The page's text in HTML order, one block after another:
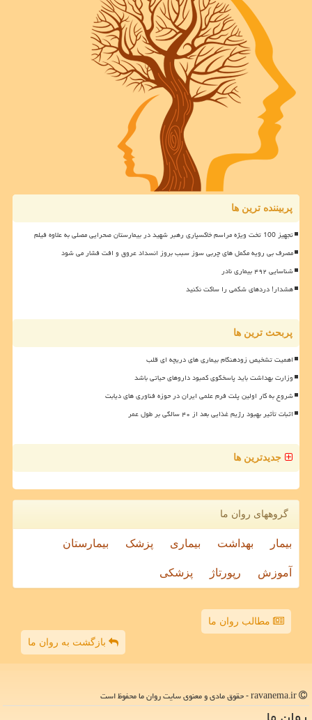
پربیننده ترین ها
تجهیز 100 تخت ویژه مراسم خاکسپاری رهبر شهید در بیمارستان صحرایی مصلی به علاوه فیلم
مصرف بی رویه مکمل های چربی سوز سبب بروز انسداد عروق و افت فشار می شود
شناسایی ۴۹۲ بیماری نادر
هشدار! دردهای شکمی را ساکت نکنید
پربحث ترین ها
اهمیت تشخیص زودهنگام بیماری های دریچه ای قلب
وزارت بهداشت باید پاسخگوی کمبود داروهای حیاتی باشد
شروع به کار اولین پلت فرم علمی ایران در حوزه فناوری های دیابت
اثبات تأثیر بهبود رژیم غذایی بعد از ۴۰ سالگی بر طول عمر
جدیدترین ها
گروههای روان ما
بیمار بهداشت بیماری پزشک بیمارستان
آموزش رپورتاژ پزشکی
مطالب روان ما
بازگشت به روان ما